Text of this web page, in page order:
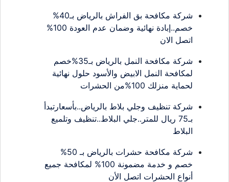
شركة مكافحة بق الفراش بالرياض بـ40%
خصم..إبادة نهائية وضمان عدم العودة 100%
اتصل الان
شركة مكافحة النمل بالرياض بـ35%خصم
لمكافحة النمل الابيض والأسود حلول نهائية
لحماية منزلك 100%من الحشرات
شركة تنظيف وجلي بلاط بالرياض..بأسعارتبدأ
بـ75 ريال للمتر..جلي البلاط..تنظيف وتلميع
البلاط
شركة مكافحة حشرات بالرياض بـ 50%
خصم و خدمة مضمونة 100% لمكافحة جميع
أنواع الحشرات اتصل الأن